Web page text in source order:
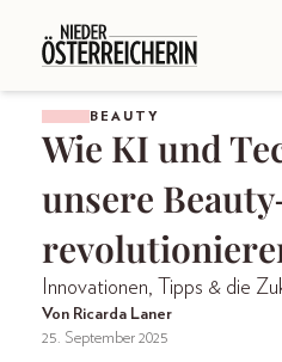
BEAUTY
Wie KI und
unsere
Innovationen, Tipps & die
Von Ricarda Laner
25. September 2025